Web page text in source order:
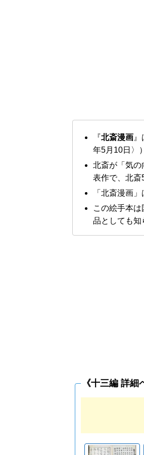
『北斎漫画 』
年5月10日〉
北斎が「気の
表作で、北
「北斎漫画
この絵手本
品としても知
《十三編 詳細